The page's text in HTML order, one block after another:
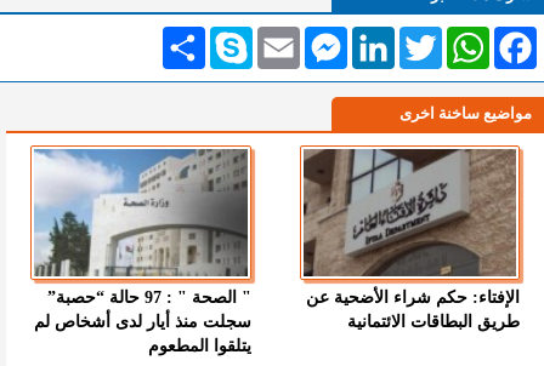
انشر Skype Email
MessengerLinkedInTwitterWhatsAppFacebook
مواضيع ساخنة اخرى
الإفتاء: حكم شراء الأضحية عن
طريق البطاقات الائتمانية
" الصحة " : 97 حالة “حصبة”
سجلت منذ أيار لدى أشخاص لم
يتلقوا المطعوم